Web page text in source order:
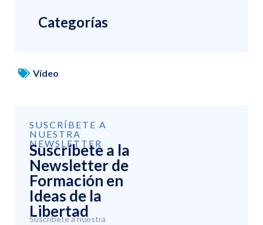
Categorías
Vídeo
SUSCRÍBETE A
NUESTRA
NEWSLETTER
Suscríbete a la
Newsletter de
Formación en
Ideas de la
Libertad
Suscríbete a nuestra